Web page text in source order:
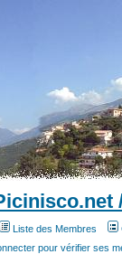
Liste des Membres
pour vérifier ses